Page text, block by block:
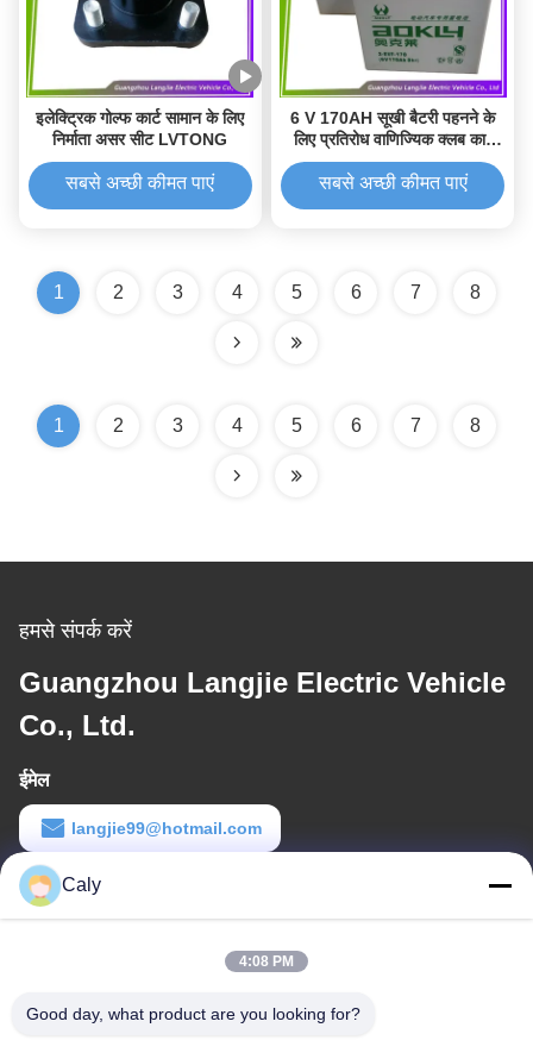
इलेक्ट्रिक गोल्फ कार्ट सामान के लिए
निर्माता असर सीट LVTONG
सबसे अच्छी कीमत पाएं
6 V 170AH सूखी बैटरी पहनने के
लिए प्रतिरोध वाणिज्यिक क्लब कार
इलेक्ट्रिक गोल्फ कार्ट पार्ट्स
सबसे अच्छी कीमत पाएं
1 2 3 4 5 6 7 8
1 2 3 4 5 6 7 8
हमसे संपर्क करें
Guangzhou Langjie Electric Vehicle
Co., Ltd.
ईमेल
langjie99@hotmail.com
कार्य समय
9:00-18:00
कंपनी का पता
Caly
4:08 PM
Good day, what product are you looking for?